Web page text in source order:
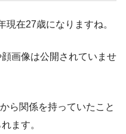
在27歳になりますね。
画像は公開されていませ
ら関係を持っていたこと
ます。